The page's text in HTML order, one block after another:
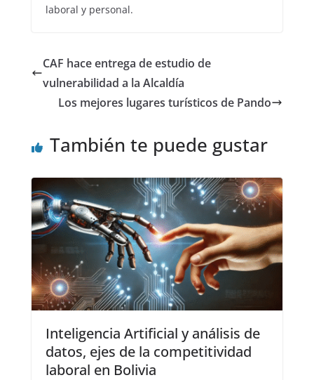
laboral y personal.
CAF hace entrega de estudio de
vulnerabilidad a la Alcaldía
Los mejores lugares turísticos de Pando
También te puede gustar
Inteligencia Artificial y análisis de
datos, ejes de la competitividad
laboral en Bolivia